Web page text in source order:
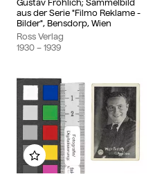
Gustav Fröhlich; Sammelbild
aus der Serie "Filmo Reklame -
Bilder", Bensdorp, Wien
Ross Verlag
1930 – 1939
Add to my album